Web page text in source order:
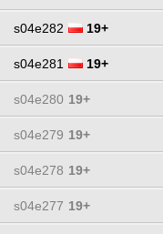
s04e282 19+
s04e281 19+
s04e280 19+
s04e279 19+
s04e278 19+
s04e277 19+